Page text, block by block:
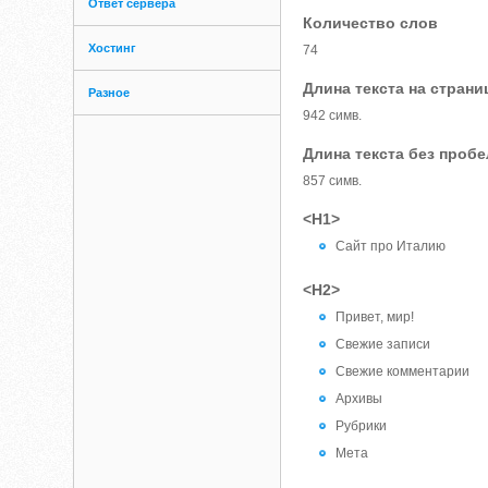
Ответ сервера
Хостинг
Разное
Количество слов
74
Длина текста на
942 симв.
Длина текста без
857 симв.
<H1>
Сайт про Италию
<H2>
Привет, мир!
Свежие записи
Свежие комментарии
Архивы
Рубрики
Мета